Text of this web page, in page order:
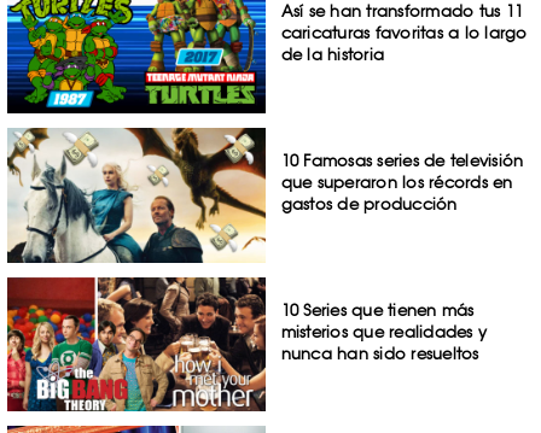
Así se han transformado tus 11
caricaturas favoritas a lo largo
de la historia
10 Famosas series de televisión
que superaron los récords en
gastos de producción
10 Series que tienen más
misterios que realidades y
nunca han sido resueltos